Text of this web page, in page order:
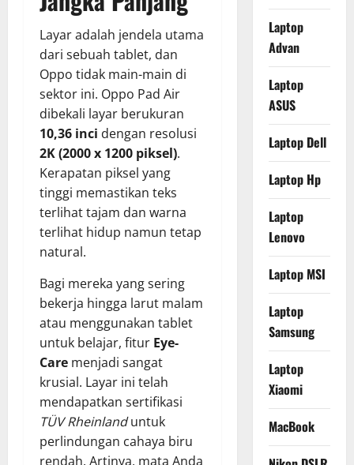
Layar adalah jendela utama
dari sebuah tablet, dan
Oppo tidak main-main di
sektor ini. Oppo Pad Air
dibekali layar berukuran
10,36 inci dengan resolusi
2K (2000 x 1200 piksel).
Kerapatan piksel yang
tinggi memastikan teks
terlihat tajam dan warna
terlihat hidup namun tetap
natural.
Bagi mereka yang sering
bekerja hingga larut malam
atau menggunakan tablet
untuk belajar, fitur Eye-
Care menjadi sangat
krusial. Layar ini telah
mendapatkan sertifikasi
TÜV Rheinlanduntuk
perlindungan cahaya biru
rendah. Artinya, mata Anda
Laptop
Advan
Laptop
ASUS
Laptop Dell
Laptop Hp
Laptop
Lenovo
Laptop MSI
Laptop
Samsung
Laptop
Xiaomi
MacBook